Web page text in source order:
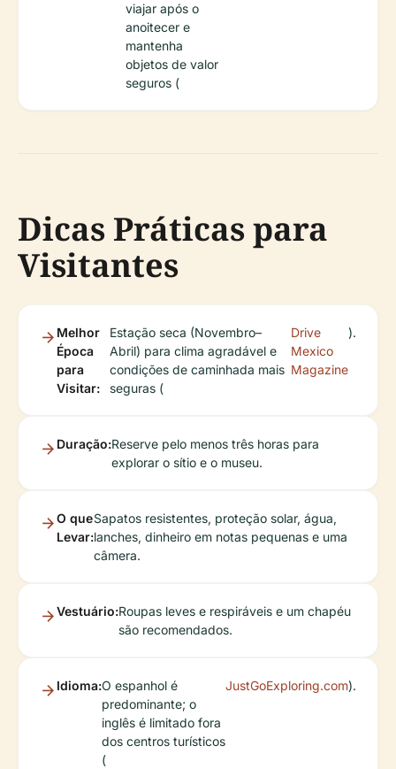
viajar após o
anoitecer e
mantenha
objetos de valor
seguros (
Dicas Práticas para
Visitantes
Melhor
Época
para
Visitar:
Estação seca (Novembro–
Abril) para clima agradável e
condições de caminhada mais
seguras (
Drive
Mexico
Magazine
).
Duração:Reserve pelo menos três horas para
explorar o sítio e o museu.
O que
Levar:
Sapatos resistentes, proteção solar, água,
lanches, dinheiro em notas pequenas e uma
câmera.
Vestuário:Roupas leves e respiráveis e um chapéu
são recomendados.
Idioma:O espanhol é
predominante; o
inglês é limitado fora
dos centros turísticos
(
JustGoExploring.com).